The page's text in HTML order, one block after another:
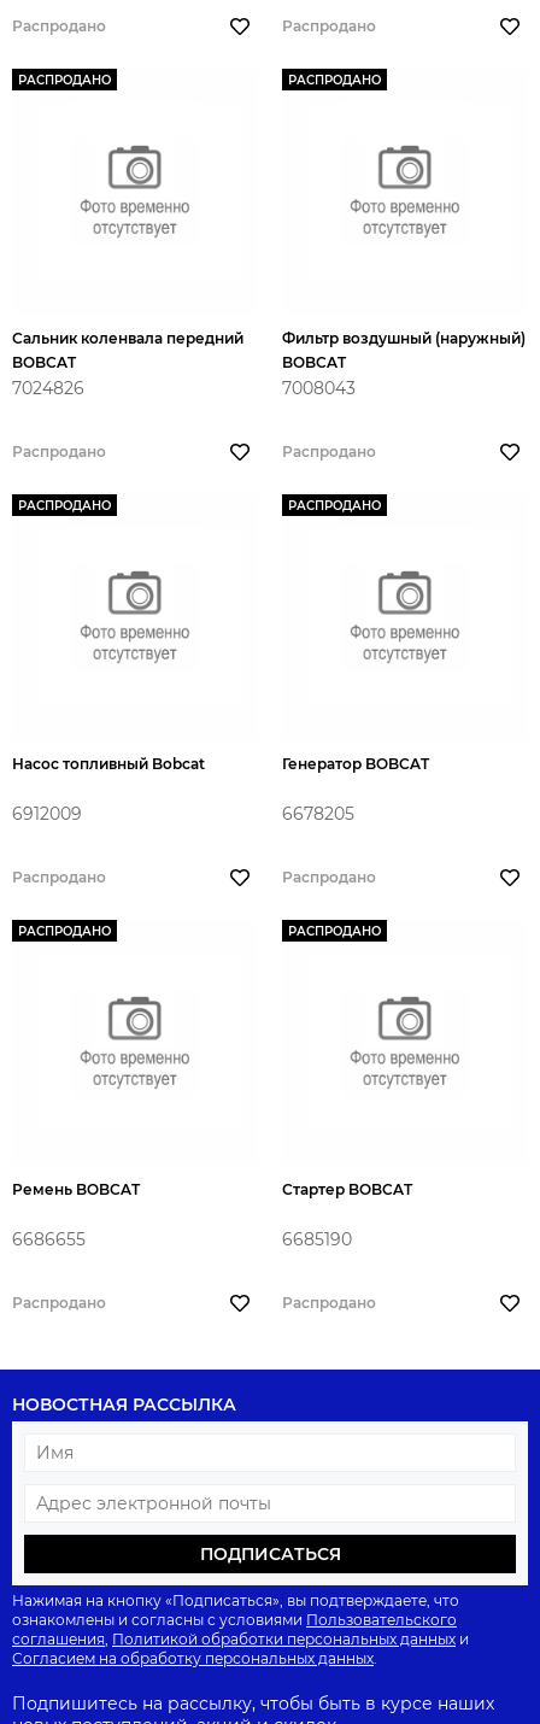
Распродано Распродано
РАСПРОДАНО
Сальник коленвала передний
BOBCAT
7024826
Распродано
РАСПРОДАНО
Фильтр воздушный (наружный)
BOBCAT
7008043
Распродано
РАСПРОДАНО
Насос топливный Bobcat
6912009
Распродано
РАСПРОДАНО
Генератор BOBCAT
6678205
Распродано
РАСПРОДАНО
Ремень BOBCAT
6686655
Распродано
РАСПРОДАНО
Стартер BOBCAT
6685190
Распродано
НОВОСТНАЯ РАССЫЛКА
ПОДПИСАТЬСЯ
Нажимая на кнопку «Подписаться», вы подтверждаете, что
ознакомлены и согласны с условиями Пользовательского
соглашения, Политикой обработки персональных данных и
Согласием на обработку персональных данных.
Подпишитесь на рассылку, чтобы быть в курсе наших